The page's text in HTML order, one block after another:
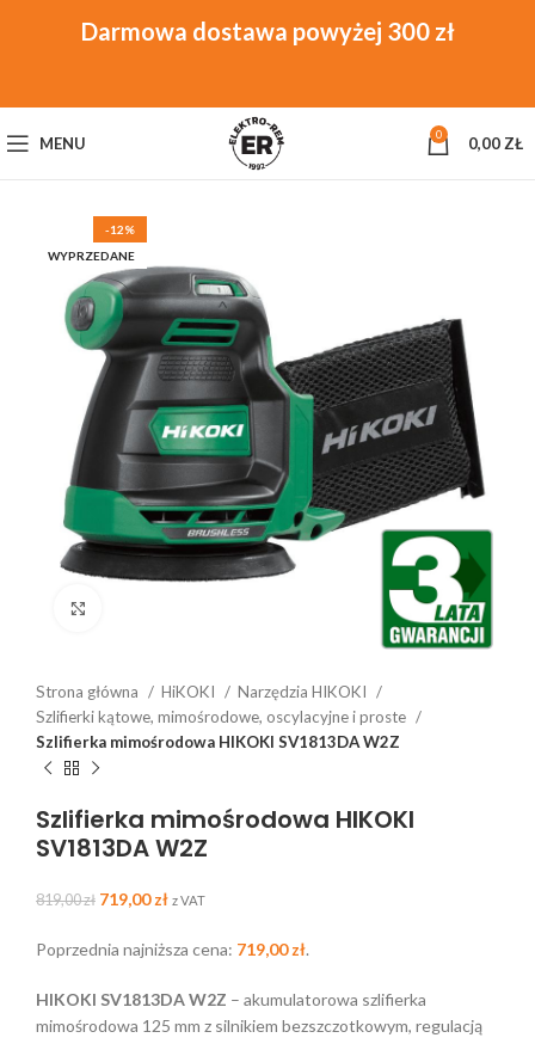
MENU 0 0,00 ZŁ
-12%
WYPRZEDANE
Strona główna HiKOKI
Narzędzia HIKOKI
Szlifierki kątowe, mimośrodowe, oscylacyjne i proste
Szlifierka mimośrodowa HIKOKI SV1813DA W2Z
Szlifierka mimośrodowa HIKOKI
SV1813DA W2Z
819,00zł 719,00zł z VAT
Poprzednia najniższa cena: 719,00zł.
HIKOKI SV1813DA W2Z – akumulatorowa szlifierka
mimośrodowa 125 mm z silnikiem bezszczotkowym, regulacją